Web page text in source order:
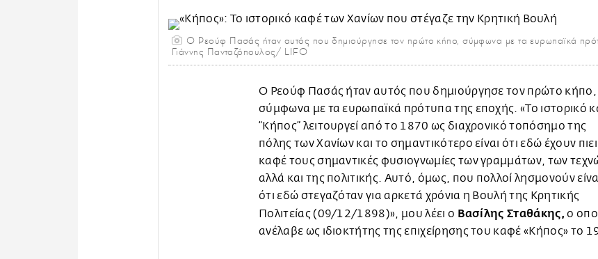
Ο Ρεούφ Πασάς ήταν αυτός που δημιούργησε τον πρώτο κήπο, σύμφωνα με τα ευρωπαϊκά
Γιάννης Πανταζόπουλος/ LIFO
Ο Ρεούφ Πασάς ήταν αυτός που δημιούργησε τον πρώτο κήπο,
σύμφωνα με τα ευρωπαϊκά πρότυπα της εποχής. «Το ιστορικό
“Κήπος” λειτουργεί από το 1870 ως διαχρονικό τοπόσημο της
πόλης των Χανίων και το σημαντικότερο είναι ότι εδώ έχουν
καφέ τους σημαντικές φυσιογνωμίες των γραμμάτων, των
αλλά και της πολιτικής. Αυτό, όμως, που πολλοί λησμονούν
ότι εδώ στεγαζόταν για αρκετά χρόνια η Βουλή της Κρητικής
Πολιτείας (09/12/1898)», μου λέει ο Βασίλης Σταθάκης, ο
ανέλαβε ως ιδιοκτήτης της επιχείρησης του καφέ «Κήπος» το